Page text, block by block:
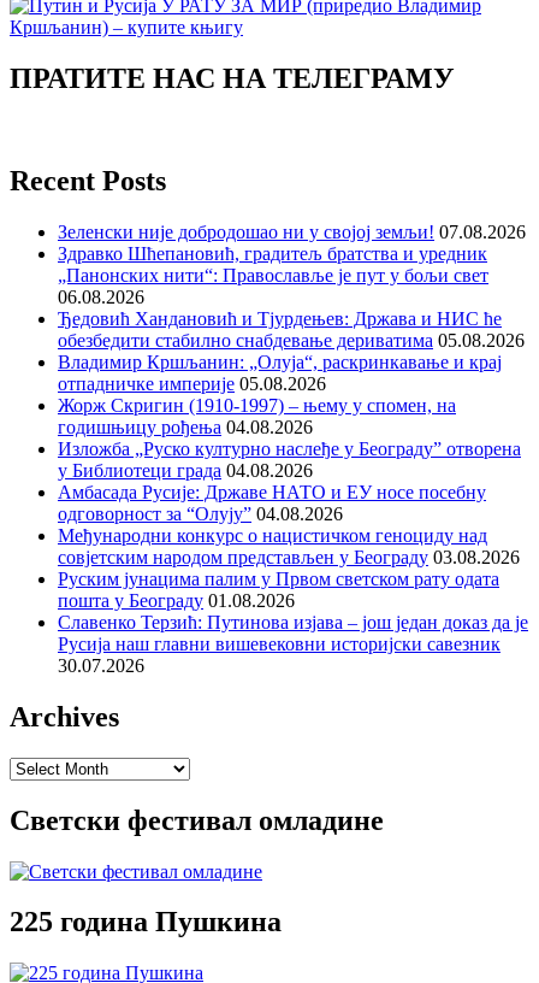
ПРАТИТЕ НАС НА ТЕЛЕГРАМУ
Recent Posts
Зеленски није добродошао ни у својој земљи! 07.08.2026
Здравко Шћепановић, градитељ братства и уредник
„Панонских нити“: Православље је пут у бољи свет
06.08.2026
Ђедовић Хандановић и Тјурдењев: Држава и НИС ће
обезбедити стабилно снабдевање дериватима 05.08.2026
Владимир Кршљанин: „Олуја“, раскринкавање и крај
отпадничке империје 05.08.2026
Жорж Скригин (1910-1997) – њему у спомен, на
годишњицу рођења 04.08.2026
Изложба „Руско културно наслеђе у Београду” отворена
у Библиотеци града 04.08.2026
Амбасада Русије: Државе НАТО и ЕУ носе посебну
одговорност за “Олују” 04.08.2026
Међународни конкурс о нацистичком геноциду над
совјетским народом представљен у Београду 03.08.2026
Руским јунацима палим у Првом светском рату одата
пошта у Београду 01.08.2026
Славенко Терзић: Путинова изјава – још један доказ да је
Русија наш главни вишевековни историјски савезник
30.07.2026
Archives
Archives
Светски фестивал омладине
225 година Пушкина